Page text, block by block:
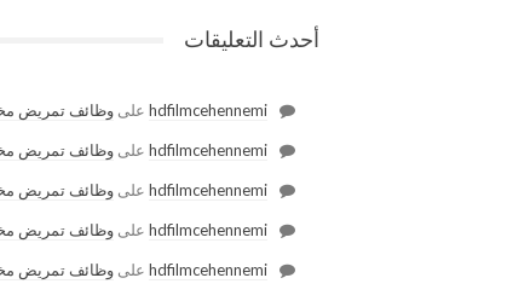
أحدث التعليقات
hdfilmcehennemiعلى وظائف تمريض
hdfilmcehennemiعلى وظائف تمريض
hdfilmcehennemiعلى وظائف تمريض
hdfilmcehennemiعلى وظائف تمريض
hdfilmcehennemiعلى وظائف تمريض